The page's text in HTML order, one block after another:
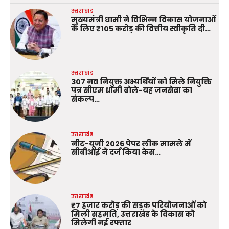
उत्तराखंड
मुख्यमंत्री धामी ने विभिन्न विकास योजनाओं
के लिए ₹105 करोड़ की वित्तीय स्वीकृति दी…
उत्तराखंड
307 नव नियुक्त अभ्यर्थियों को मिले नियुक्ति
पत्र सीएम धामी बोले-यह जनसेवा का
संकल्प…
उत्तराखंड
नीट-यूजी 2026 पेपर लीक मामले में
सीबीआई ने दर्ज किया केस…
उत्तराखंड
₹7 हजार करोड़ की सड़क परियोजनाओं को
मिली सहमति, उत्तराखंड के विकास को
मिलेगी नई रफ्तार